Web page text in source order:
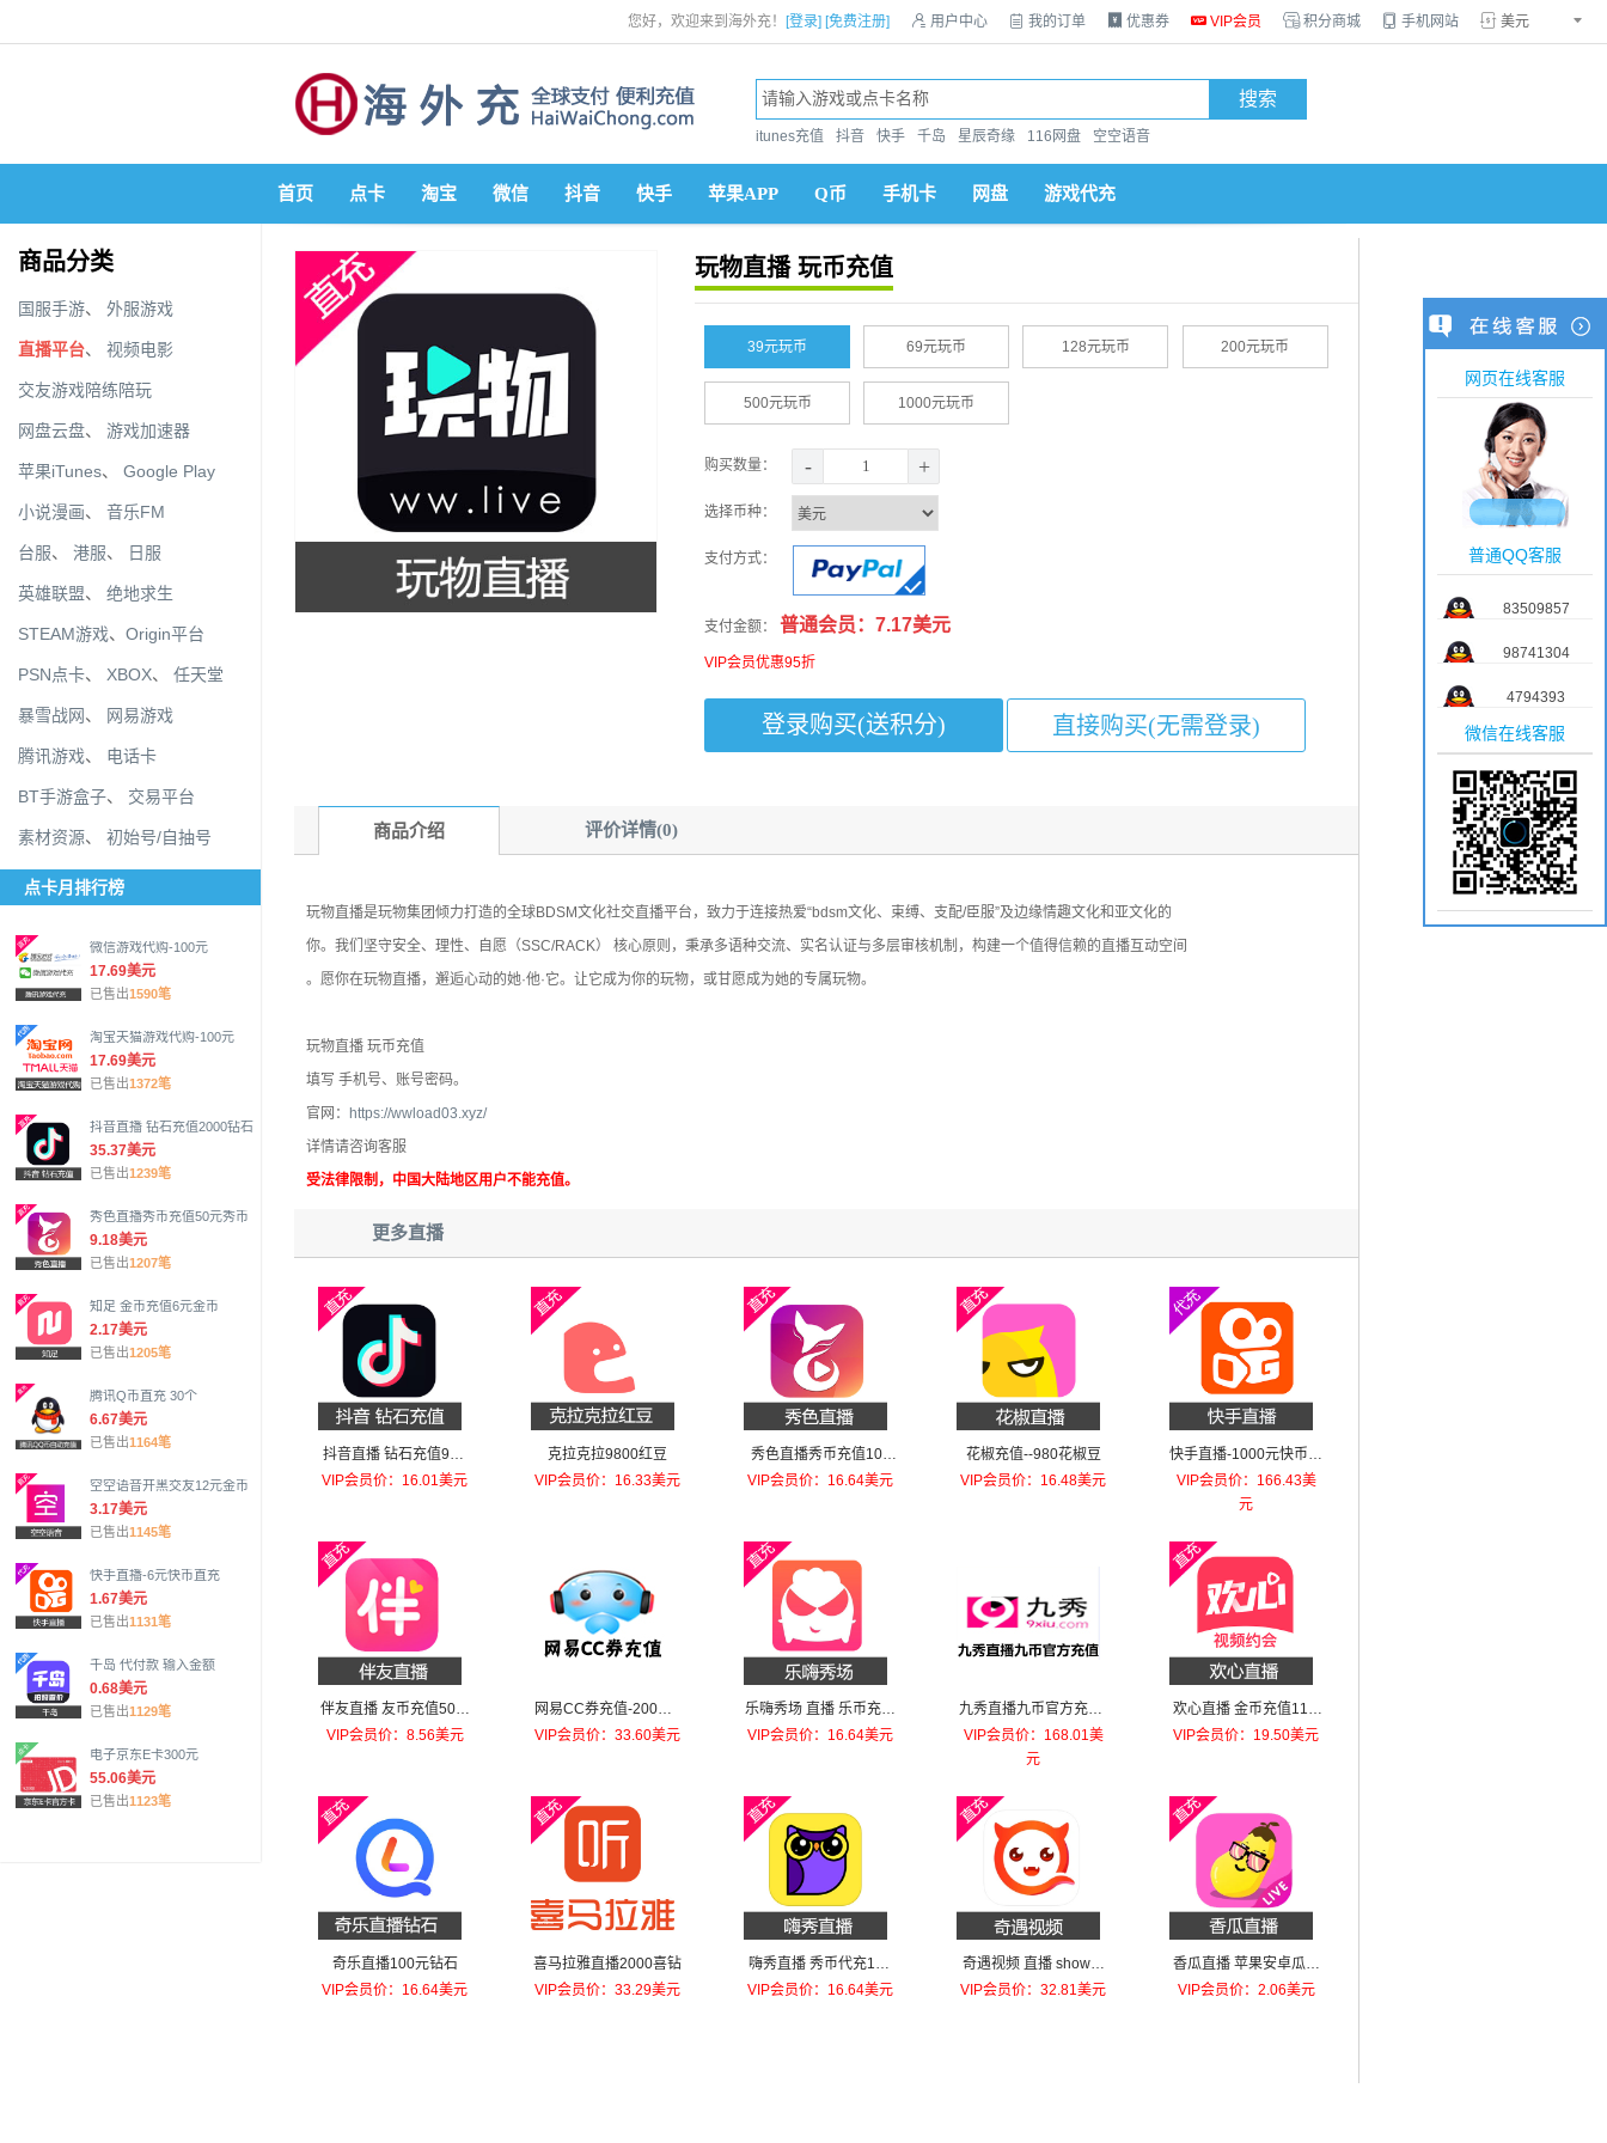
您好，欢迎来到海外充！ [登录] [免费注册]  用户中心  我的订单  优惠券  VIP会员 积分商城  手机网站  
搜索
itunes充值 抖音 快手 千岛 星辰奇缘 116网盘 空空语音
首页 点卡 淘宝 微信 抖音 快手 苹果APP Q币 手机卡 网盘 游戏代充
商品分类
国服手游、 外服游戏
直播平台、 视频电影
交友游戏陪练陪玩
网盘云盘、 游戏加速器
苹果iTunes、 Google Play
小说漫画、 音乐FM
台服、 港服、 日服
英雄联盟、 绝地求生
STEAM游戏、 Origin平台
PSN点卡、 XBOX、 任天堂
暴雪战网、 网易游戏
腾讯游戏、 电话卡
BT手游盒子、 交易平台
素材资源、 初始号/自抽号
点卡月排行榜
微信游戏代购-100元
17.69美元
已售出1590笔
淘宝天猫游戏代购-100元
17.69美元
已售出1372笔
抖音直播 钻石充值2000钻石
35.37美元
已售出1239笔
秀色直播秀币充值50元秀币
9.18美元
已售出1207笔
知足 金币充值6元金币
2.17美元
已售出1205笔
腾讯Q币直充 30个
6.67美元
已售出1164笔
空空语音开黑交友12元金币
3.17美元
已售出1145笔
快手直播-6元快币直充
1.67美元
已售出1131笔
千岛 代付款 输入金额
0.68美元
已售出1129笔
电子京东E卡300元
55.06美元
已售出1123笔
玩物直播 玩币充值
39元玩币 69元玩币 128元玩币 200元玩币
500元玩币 1000元玩币
购买数量： - +
选择币种：
支付方式：
支付金额： 普通会员：7.17美元
VIP会员优惠95折
商品介绍 评价详情(0)
玩物直播是玩物集团倾力打造的全球BDSM文化社交直播平台，致力于连接热爱“bdsm文化、束缚、支配/臣服”及边缘情趣文化和亚文化的
你。我们坚守安全、理性、自愿（SSC/RACK） 核心原则，秉承多语种交流、实名认证与多层审核机制，构建一个值得信赖的直播互动空间
。愿你在玩物直播，邂逅心动的她·他·它。让它成为你的玩物，或甘愿成为她的专属玩物。
玩物直播 玩币充值
填写 手机号、账号密码。
官网： https://wwload03.xyz/
详情请咨询客服
受法律限制，中国大陆地区用户不能充值。
更多直播
抖音直播 钻石充值980
钻石（特价每日限购一
VIP会员价：16.01美元
克拉克拉9800红豆
VIP会员价：16.33美元
秀色直播秀币充值100
元秀币
VIP会员价：16.64美元
花椒充值--980花椒豆
VIP会员价：16.48美元
快手直播-1000元快币直
充
VIP会员价：166.43美
元
伴友直播 友币充值50元
友币
VIP会员价：8.56美元
网易CC券充值-200元=
200000c券
VIP会员价：33.60美元
乐嗨秀场 直播 乐币充值
100元乐币
VIP会员价：16.64美元
九秀直播九币官方充值-
1000元
VIP会员价：168.01美
元
欢心直播 金币充值11.8
万金币
VIP会员价：19.50美元
奇乐直播100元钻石
VIP会员价：16.64美元
喜马拉雅直播2000喜钻
VIP会员价：33.29美元
嗨秀直播 秀币代充100
元秀币
VIP会员价：16.64美元
奇遇视频 直播 show金
币 会员 靓号充值19800
VIP会员价：32.81美元
香瓜直播 苹果安卓瓜币
充值388瓜币
VIP会员价：2.06美元
网页在线客服
普通QQ客服
83509857
98741304
4794393
微信在线客服